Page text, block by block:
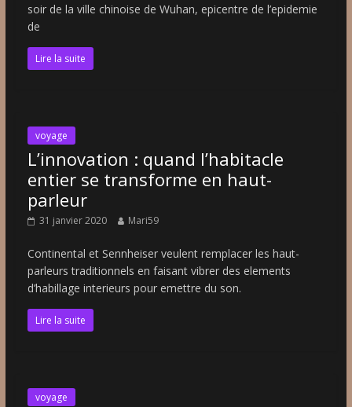
soir de la ville chinoise de Wuhan, epicentre de l’epidemie
de
Lire la suite
voyage
L’innovation : quand l’habitacle
entier se transforme en haut-
parleur
31 janvier 2020 Mari59
Continental et Sennheiser veulent remplacer les haut-
parleurs traditionnels en faisant vibrer des elements
d’habillage interieurs pour emettre du son.
Lire la suite
voyage